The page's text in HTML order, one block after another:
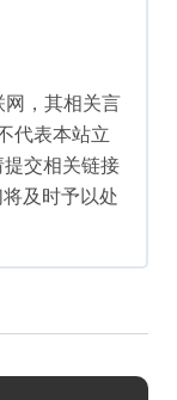
网，其相关言
代表本站立
交相关链接
及时予以处